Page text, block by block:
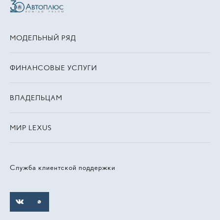
Служба клиентской поддержки
МОДЕЛЬНЫЙ РЯД
ФИНАНСОВЫЕ УСЛУГИ
ВЛАДЕЛЬЦАМ
МИР LEXUS